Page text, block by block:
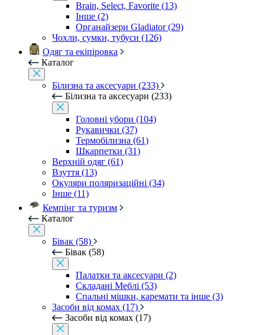
Brain, Select, Favorite (13)
Інше (2)
Органайзери Gladiator (29)
Чохли, сумки, тубуси (126)
Одяг та екіпіровка
Каталог
Білизна та аксесуари (233)
Білизна та аксесуари (233)
Головні убори (104)
Рукавички (37)
Термобілизна (61)
Шкарпетки (31)
Верхній одяг (61)
Взуття (13)
Окуляри поляризаційні (34)
Інше (11)
Кемпінг та туризм
Каталог
Бівак (58)
Бівак (58)
Палатки та аксесуари (2)
Складані Меблі (53)
Спальні мішки, каремати та інше (3)
Засоби від комах (17)
Засоби від комах (17)